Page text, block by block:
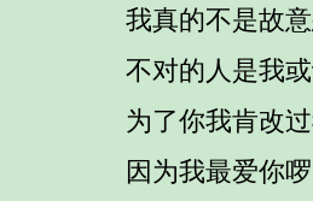
我真的不是故
不对的人是我
为了你我肯改
因为我最爱你啰